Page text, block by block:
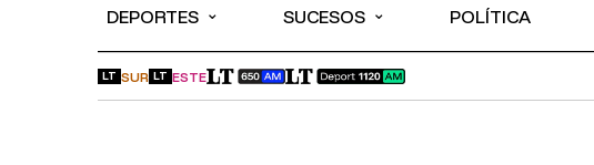
DEPORTES ⌄ SUCESOS ⌄ POLÍTICA
LT SUR LT ESTE